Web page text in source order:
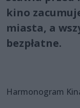
kino
miasta, a
bezpłatne.
Harmonogram